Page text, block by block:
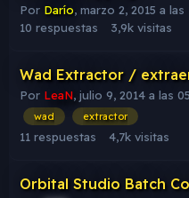
Por Darío, marzo 2, 2015 a las
10 respuestas 3,9k visitas
Wad Extractor /
Por LeaN, julio 9, 2014 a las
wad extractor
11 respuestas 4,7k visitas
Orbital Studio Batch